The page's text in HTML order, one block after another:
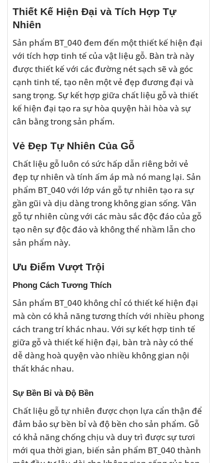
Thiết Kế Hiện Đại và Tích Hợp Tự
Nhiên
Sản phẩm BT_040 đem đến một thiết kế hiện đại
với tích hợp tinh tế của vật liệu gỗ. Bàn trà này
được thiết kế với các đường nét sạch sẽ và góc
cạnh tinh tế, tạo nên một vẻ đẹp đương đại và
sang trọng. Sự kết hợp giữa chất liệu gỗ và thiết
kế hiện đại tạo ra sự hòa quyện hài hòa và sự
cân bằng trong sản phẩm.
Vẻ Đẹp Tự Nhiên Của Gỗ
Chất liệu gỗ luôn có sức hấp dẫn riêng bởi vẻ
đẹp tự nhiên và tính ấm áp mà nó mang lại. Sản
phẩm BT_040 với lớp ván gỗ tự nhiên tạo ra sự
gần gũi và dịu dàng trong không gian sống. Vân
gỗ tự nhiên cùng với các màu sắc độc đáo của gỗ
tạo nên sự độc đáo và không thể nhầm lẫn cho
sản phẩm này.
Ưu Điểm Vượt Trội
Phong Cách Tương Thích
Sản phẩm BT_040 không chỉ có thiết kế hiện đại
mà còn có khả năng tương thích với nhiều phong
cách trang trí khác nhau. Với sự kết hợp tinh tế
giữa gỗ và thiết kế hiện đại, bàn trà này có thể
dễ dàng hoà quyện vào nhiều không gian nội
thất khác nhau.
Sự Bền Bỉ và Độ Bền
Chất liệu gỗ tự nhiên được chọn lựa cẩn thận để
đảm bảo sự bền bỉ và độ bền cho sản phẩm. Gỗ
có khả năng chống chịu và duy trì được sự tươi
mới qua thời gian, biến sản phẩm BT_040 thành